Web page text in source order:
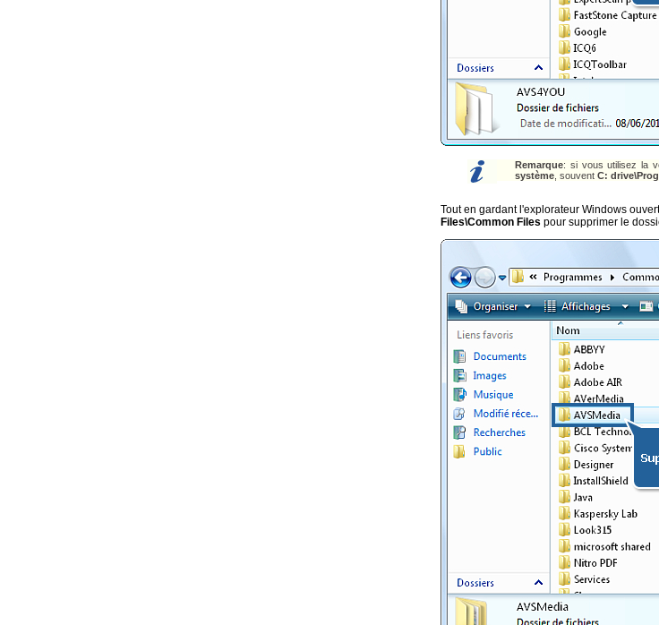
Remarque: si vous utilisez la
système , souvent C:
Tout en gardant l'explorateur Windows
Files\Common Files pour supprimer le